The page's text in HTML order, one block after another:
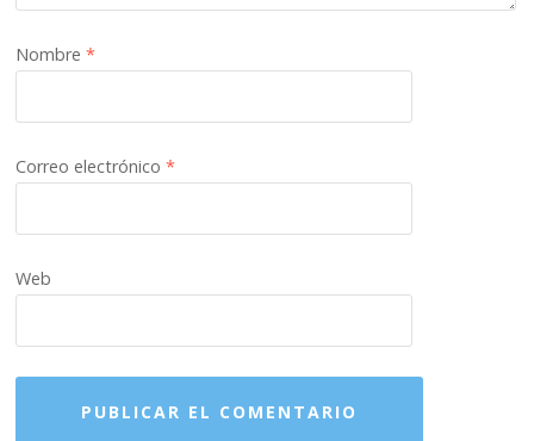
Nombre*
Correo electrónico*
Web